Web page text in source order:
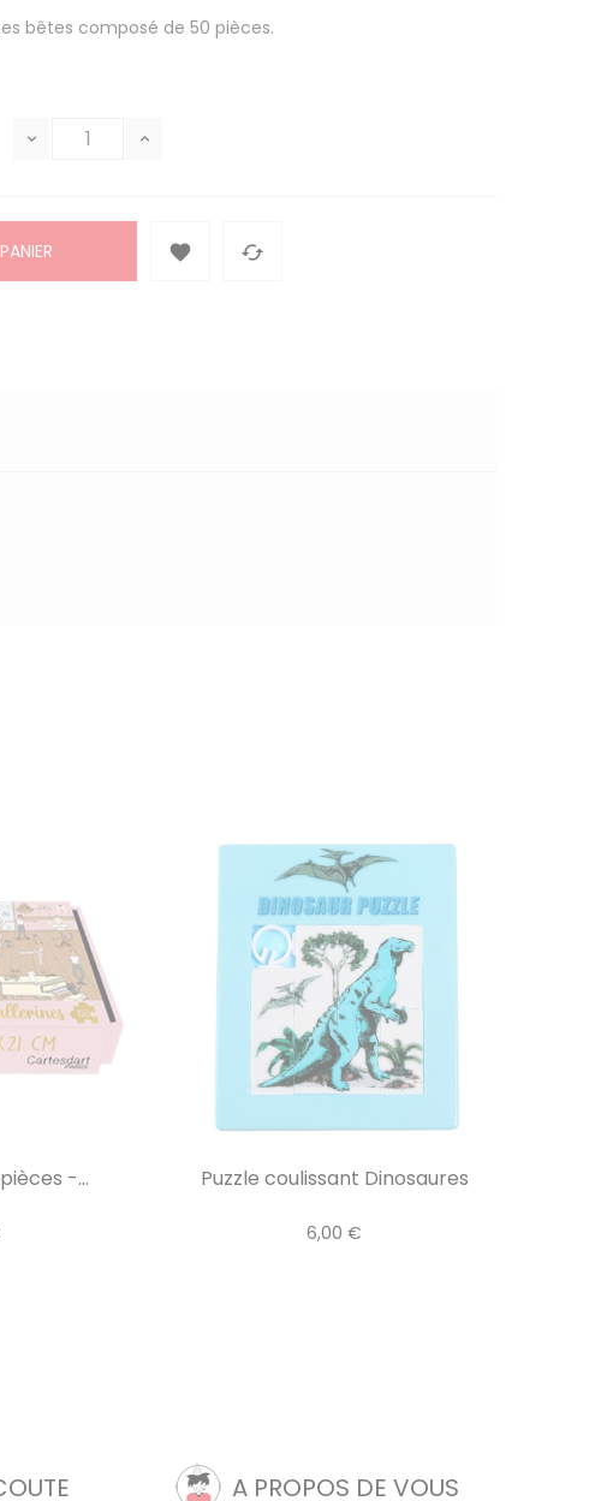
bêtes composé de 50 pièces.
 
-... Puzzle coulissant Dinosaures
6,00 €
A PROPOS DE VOUS